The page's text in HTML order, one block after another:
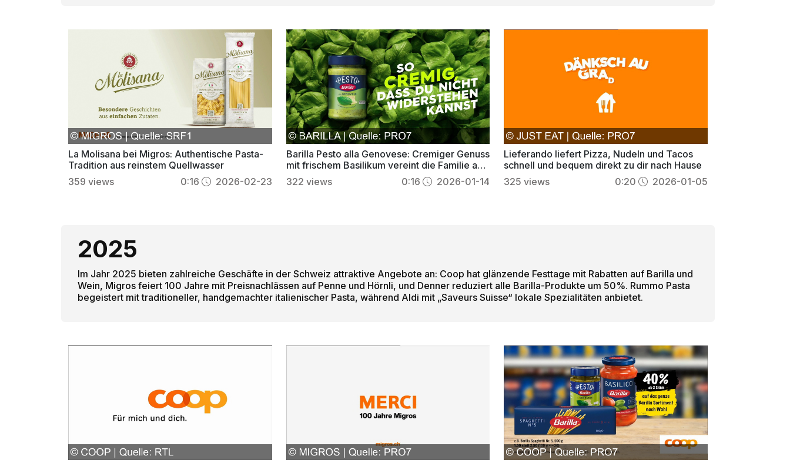
La Molisana bei Migros: Authentische Pasta-
Tradition aus reinstem Quellwasser
359 views 0:16 2026-02-23
Barilla Pesto alla Genovese: Cremiger Genuss
mit frischem Basilikum vereint die Familie am
Tisch
322 views 0:16 2026-01-14
Lieferando liefert Pizza, Nudeln und Tacos
schnell und bequem direkt zu dir nach Hause
325 views 0:20 2026-01-05
2025
Im Jahr 2025 bieten zahlreiche Geschäfte in der Schweiz attraktive Angebote an: Coop hat glänzende Festtage mit Rabatten auf Barilla und
Wein, Migros feiert 100 Jahre mit Preisnachlässen auf Penne und Hörnli, und Denner reduziert alle Barilla-Produkte um 50%. Rummo Pasta
begeistert mit traditioneller, handgemachter italienischer Pasta, während Aldi mit „Saveurs Suisse“ lokale Spezialitäten anbietet.